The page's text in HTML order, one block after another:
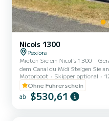
Nicols 1300
Pexiora
Mieten Sie ein Nicol's 1300 –
dem Canal du Midi Steigen Sie an Bord unseres Nicol's 1300, einem
13 Meter langen Boot, das
konzipiert ist. Egal ob mit
der ideale Begleiter, um die
zu entdecken. Ein Lebensraum, der für Komfort ausgelegt ist Das
Motorboot Skipper optional
Ohne Führerschein
ab $530,61